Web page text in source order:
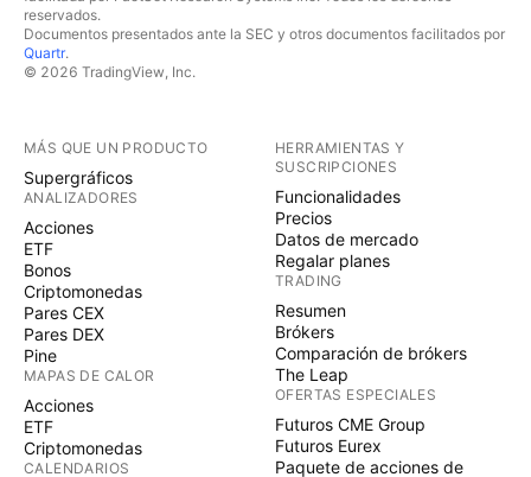
reservados.
Documentos presentados ante la SEC y otros documentos facilitados por
Quartr.
© 2026 TradingView, Inc.
MÁS QUE UN PRODUCTO
Supergráficos
ANALIZADORES
Acciones
ETF
Bonos
Criptomonedas
Pares CEX
Pares DEX
Pine
MAPAS DE CALOR
Acciones
ETF
Criptomonedas
CALENDARIOS
HERRAMIENTAS Y
SUSCRIPCIONES
Funcionalidades
Precios
Datos de mercado
Regalar planes
TRADING
Resumen
Brókers
Comparación de brókers
The Leap
OFERTAS ESPECIALES
Futuros CME Group
Futuros Eurex
Paquete de acciones de